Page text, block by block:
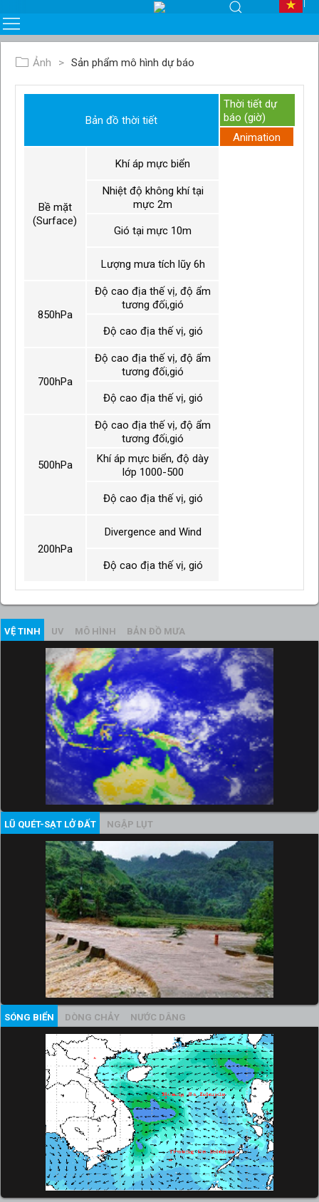
Ảnh Sản phẩm mô hình dự báo
Bản đồ thời tiết
Thời tiết dự
báo (giờ)
Animation
Bề mặt
(Surface)
Khí áp mực biển
Nhiệt độ không khí tại
mực 2m
Gió tại mực 10m
Lượng mưa tích lũy 6h
850hPa
Độ cao địa thế vị, độ ẩm
tương đối,gió
Độ cao địa thế vị, gió
700hPa
Độ cao địa thế vị, độ ẩm
tương đối,gió
Độ cao địa thế vị, gió
500hPa
Độ cao địa thế vị, độ ẩm
tương đối,gió
Khí áp mực biển, độ dày
lớp 1000-500
Độ cao địa thế vị, gió
200hPa
Divergence and Wind
Độ cao địa thế vị, gió
VỆ TINH UV MÔ HÌNH BẢN ĐỒ MƯA
LŨ QUÉT-SẠT LỞ ĐẤT NGẬP LỤT
SÓNG BIỂN DÒNG CHẢY NƯỚC DÂNG